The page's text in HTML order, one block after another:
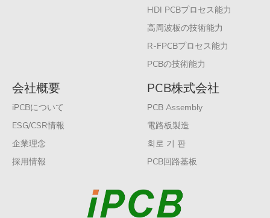
HDI PCBプロセス能力
高周波板の技術能力
R-FPCBプロセス能力
PCBの技術能力
会社概要
iPCBについて
ESG/CSR情報
企業理念
採用情報
PCB株式会社
PCB Assembly
電路板製造
회로 기 판
PCB回路基板